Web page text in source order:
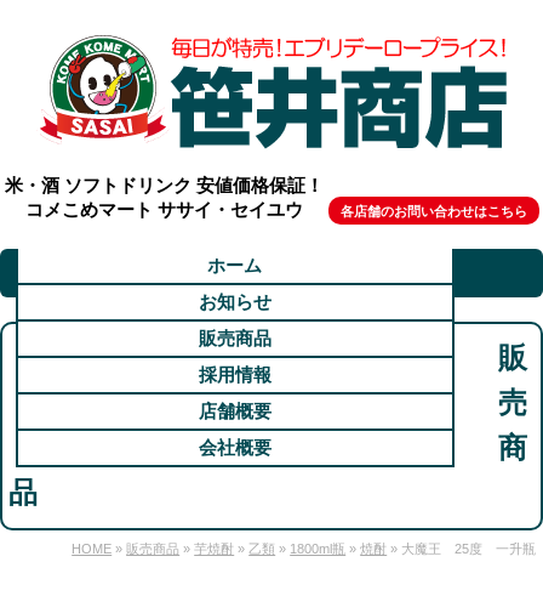
米・酒 ソフトドリンク 安値価格保証！
コメこめマート ササイ・セイユウ
各店舗のお問い合わせはこちら
ホーム
お知らせ
販売商品
採用情報
店舗概要
会社概要
販
売
商
品
HOME » 販売商品 »芋焼酎 » 乙類 » 1800ml瓶 »焼酎 » 大魔王 25度 一升瓶